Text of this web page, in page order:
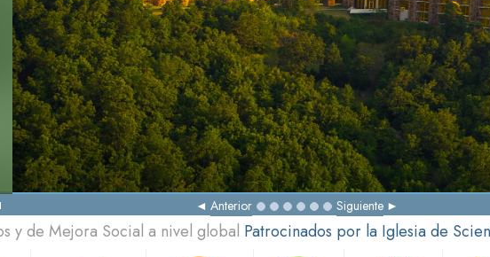
Anterior Siguiente
y de Mejora Social a nivel global Patrocinados por la Iglesia de